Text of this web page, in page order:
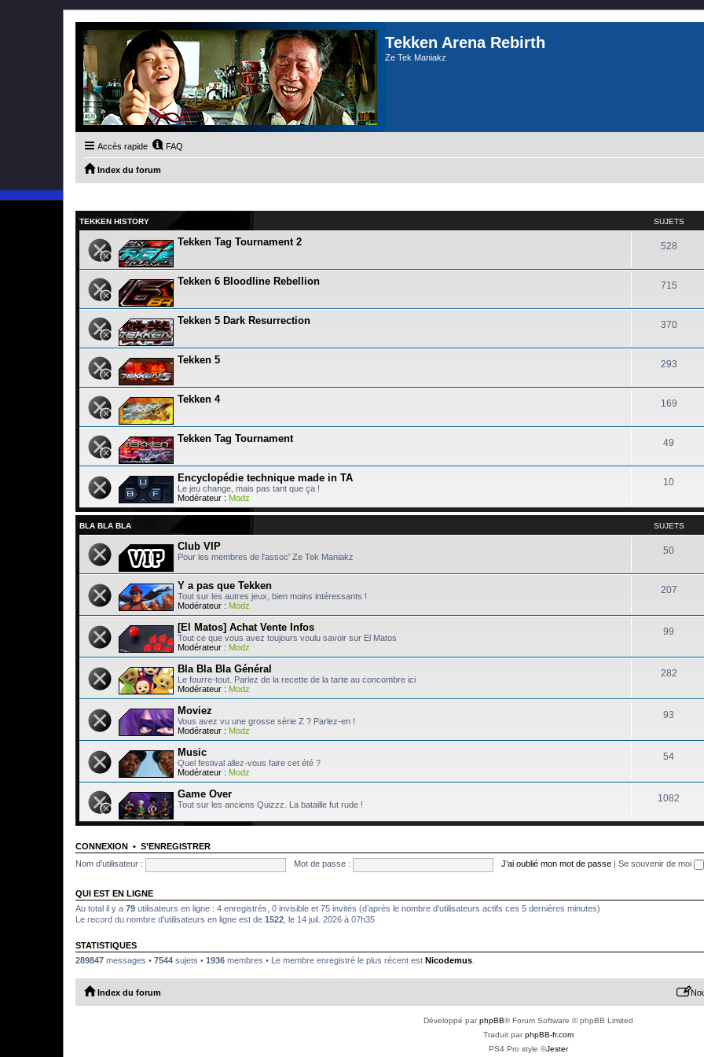
Tekken Arena Rebirth
Ze Tek Maniakz
Accès rapide FAQ
Index du forum
TEKKEN HISTORY SUJETS
Tekken Tag Tournament 2 528
Tekken 6 Bloodline Rebellion 715
Tekken 5 Dark Resurrection 370
Tekken 5 293
Tekken 4 169
Tekken Tag Tournament 49
Encyclopédie technique made in TA
Le jeu change, mais pas tant que ça !
Modérateur : Modz
10
BLA BLA BLA SUJETS
Club VIP
Pour les membres de l'assoc' Ze Tek Maniakz
50
Y a pas que Tekken
Tout sur les autres jeux, bien moins intéressants !
Modérateur : Modz
207
[El Matos] Achat Vente Infos
Tout ce que vous avez toujours voulu savoir sur El Matos
Modérateur : Modz
99
Bla Bla Bla Général
Le fourre-tout. Parlez de la recette de la tarte au concombre ici
Modérateur : Modz
282
Moviez
Vous avez vu une grosse série Z ? Parlez-en !
Modérateur : Modz
93
Music
Quel festival allez-vous faire cet été ?
Modérateur : Modz
54
Game Over
Tout sur les anciens Quizzz. La bataille fut rude !
1082
CONNEXION • S’ENREGISTRER
Nom d’utilisateur :
Mot de passe : J’ai oublié mon mot de passe Se souvenir de moi
QUI EST EN LIGNE
Au total il y a 79 utilisateurs en ligne : 4 enregistrés, 0 invisible et 75 invités (d’après le nombre d’utilisateurs actifs ces 5 dernières minutes)
Le record du nombre d’utilisateurs en ligne est de 1522 , le 14 juil. 2026 à 07h35
STATISTIQUES
289847 messages • 7544 sujets • 1936 membres • Le membre enregistré le plus récent est Nicodemus
Index du forum
Développé parphpBB® Forum Software © phpBB Limited
Traduit parphpBB-fr.com
PS4 Pro style ©Jester